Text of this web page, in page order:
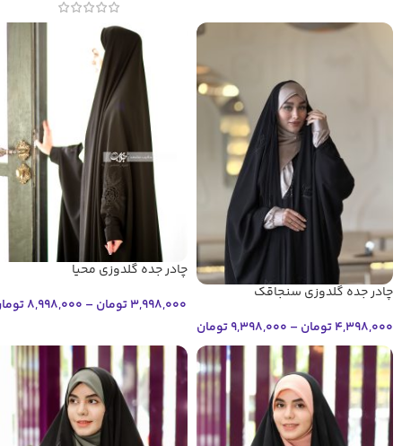
چادر جده گلدوزی سنجاقک
4,398,000تومان –
9,398,000تومان
چادر جده گلدوزی محیا
3,998,000 تومان –
8,998,000